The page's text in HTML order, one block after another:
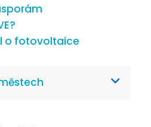
o fotovoltaice